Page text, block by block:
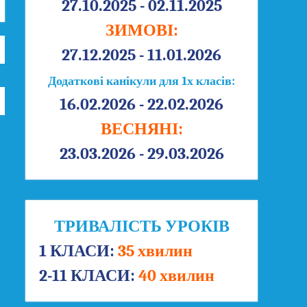
27.10.2025 - 02.11.2025
ЗИМОВІ:
27.12.2025 - 11.01.2026
Додаткові канікули для 1х класів:
16.02.2026 - 22.02.2026
ВЕСНЯНІ:
23.03.2026 - 29.03.2026
ТРИВАЛІСТЬ УРОКІВ
1 КЛАСИ: 35 хвилин
2-11 КЛАСИ: 40 хвилин